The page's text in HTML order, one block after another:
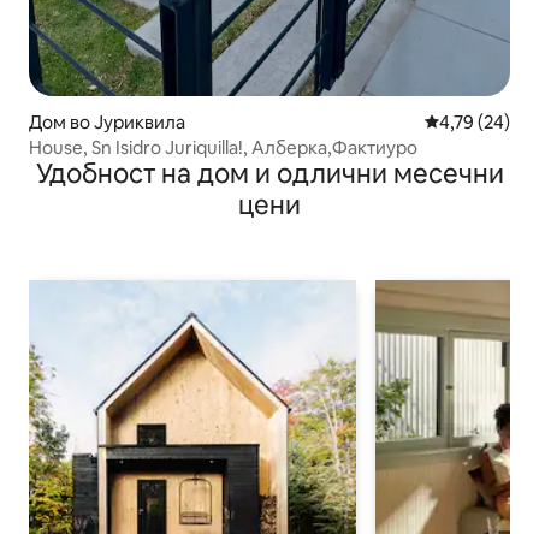
Дом во Јуриквила Просечна
4,79 (24)
House, Sn Isidro Juriquilla!, Алберка,Фактиуро
Удобност на дом и одлични месечни
цени